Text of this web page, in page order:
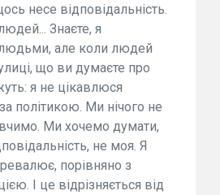
несе відповідальність.
Знаєте, я
людьми, але коли людей
що ви думаєте про
я не цікавлюся
політикою. Ми нічого не
Ми хочемо думати,
не моя. Я
порівняно з
І це відрізняється від